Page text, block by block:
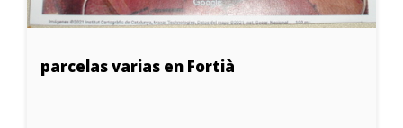
parcelas varias en Fortià